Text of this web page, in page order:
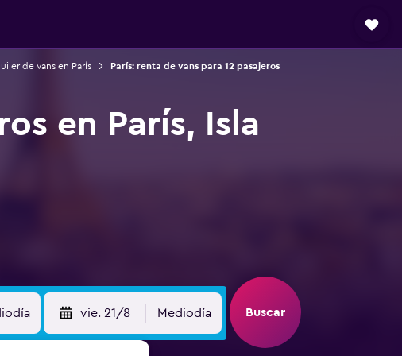
de vans en París París: renta de vans para 12 pasajeros
en París, Isla
vie. 21/8 Mediodía Buscar